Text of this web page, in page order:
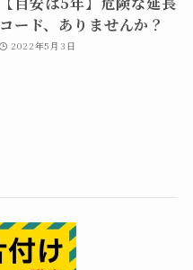
コード、ありませんか？
2022年5月3日